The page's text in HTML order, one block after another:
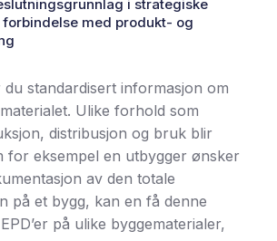
i strategiske
forbindelse med produkt- og
du standardisert informasjon om
Ulike forhold som
distribusjon og bruk blir
for eksempel en utbygger ønsker
av den totale
på et bygg, kan en få denne
på ulike byggematerialer,